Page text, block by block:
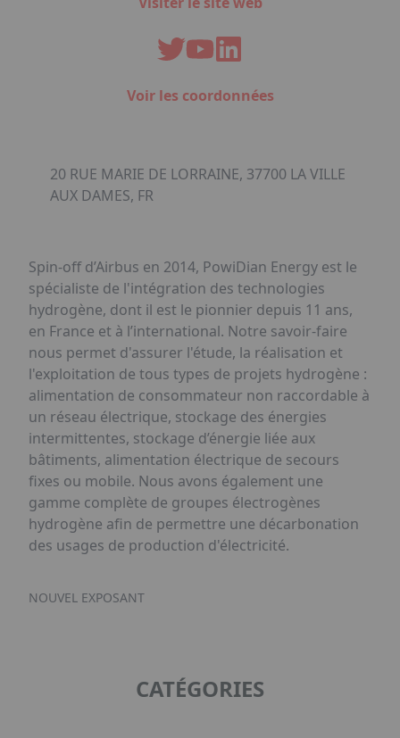
Voir les coordonnées
20 RUE MARIE DE LORRAINE, 37700 LA VILLE
AUX DAMES, FR
Spin-off d’Airbus en 2014, PowiDian Energy est le
spécialiste de l'intégration des technologies
hydrogène, dont il est le pionnier depuis 11 ans,
en France et à l’international. Notre savoir-faire
nous permet d'assurer l'étude, la réalisation et
l'exploitation de tous types de projets hydrogène :
alimentation de consommateur non raccordable à
un réseau électrique, stockage des énergies
intermittentes, stockage d’énergie liée aux
bâtiments, alimentation électrique de secours
fixes ou mobile. Nous avons également une
gamme complète de groupes électrogènes
hydrogène afin de permettre une décarbonation
des usages de production d'électricité.
NOUVEL EXPOSANT
CATÉGORIES